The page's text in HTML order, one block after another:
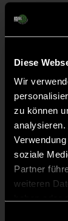
Diese
Wir
zu können
soziale
Partner
weiteren
Liveticker